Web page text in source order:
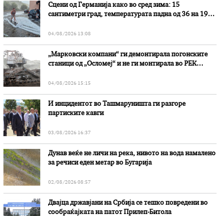
Сцени од Германија како во сред зима: 15
сантиметри град, температурата падна од 36 на 19
04/08/2026 13:08
„Марковски компани“ ги демонтирала погонските
станици од „Осломеј“ и не ги монтирала во РЕК
04/08/2026 15:15
И инцидентот во Ташмаруништa ги разгоре
партиските кавги
03/08/2026 16:37
Дунав веќе не личи на река, нивото на вода намалено
за речиси еден метар во Бугарија
02/08/2026 08:57
Двајца државјани на Србија се тешко повредени во
сообраќајката на патот Прилеп-Битола